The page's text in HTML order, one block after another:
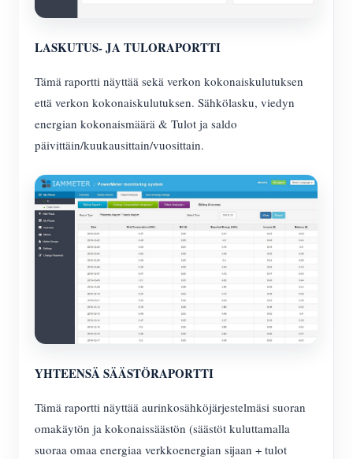
LASKUTUS- JA TULORAPORTTI
Tämä raportti näyttää sekä verkon kokonaiskulutuksen
että verkon kokonaiskulutuksen. Sähkölasku, viedyn
energian kokonaismäärä & Tulot ja saldo
päivittäin/kuukausittain/vuosittain.
YHTEENSÄ SÄÄSTÖRAPORTTI
Tämä raportti näyttää aurinkosähköjärjestelmäsi suoran
omakäytön ja kokonaissäästön (säästöt kuluttamalla
suoraa omaa energiaa verkkoenergian sijaan + tulot